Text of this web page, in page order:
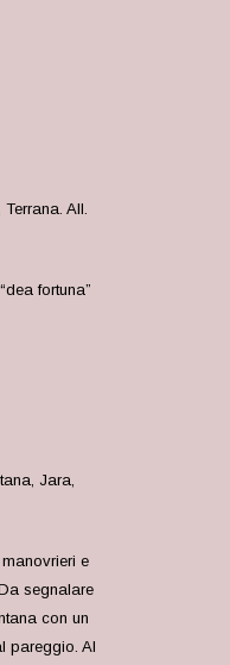
All.
fortuna”
Jara,
e
segnalare
con un
pareggio. Al